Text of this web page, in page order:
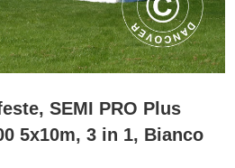
SEMI PRO Plus
5x10m, 3 in 1, Bianco